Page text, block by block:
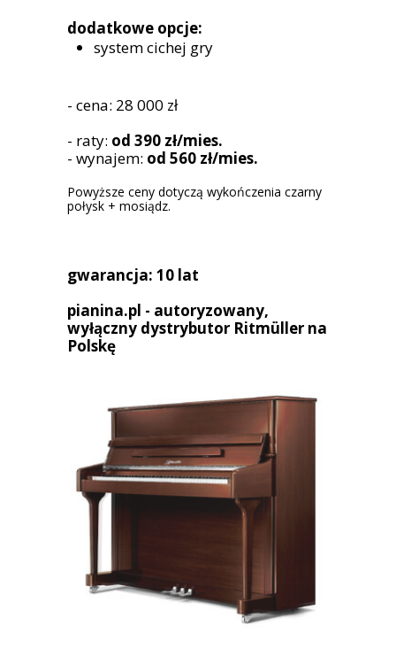
dodatkowe opcje:
system cichej gry
- cena: 28 000 zł
- raty: od 390 zł/mies.
- wynajem: od 560 zł/mies.
Powyższe ceny dotyczą wykończenia czarny
połysk + mosiądz.
gwarancja: 10 lat
pianina.pl - autoryzowany,
wyłączny dystrybutor Ritmüller na
Polskę